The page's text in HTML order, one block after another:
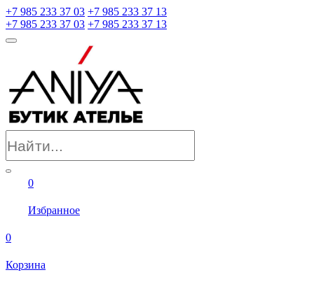
+7 985 233 37 03 +7 985 233 37 13
+7 985 233 37 03 +7 985 233 37 13
0
Избранное
0
Корзина